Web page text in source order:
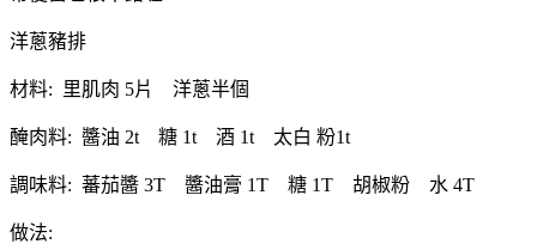
洋蔥豬排
材料: 里肌肉 5片 洋蔥半個
醃肉料: 醬油 2t 糖 1t 酒 1t 太白 粉1t
調味料: 蕃茄醬 3T 醬油膏 1T 糖 1T 胡椒粉 水 4T
做法: